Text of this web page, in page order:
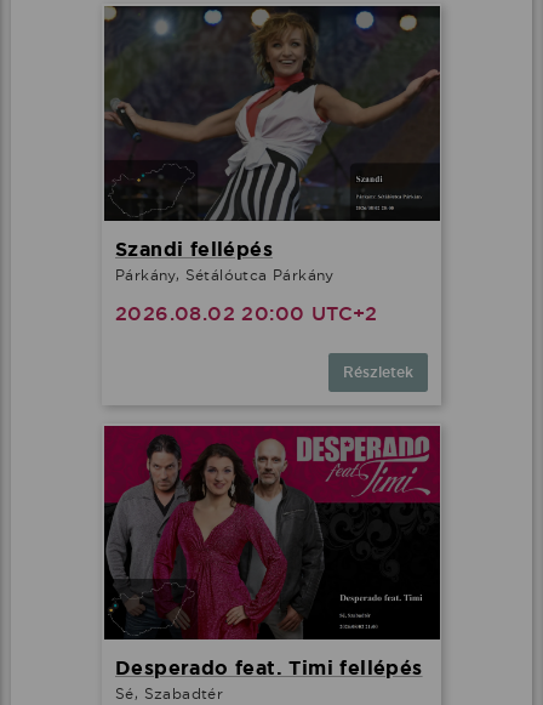
Szandi fellépés
Párkány, Sétálóutca Párkány
2026.08.02 20:00 UTC+2
Részletek
Desperado feat. Timi fellépés
Sé, Szabadtér